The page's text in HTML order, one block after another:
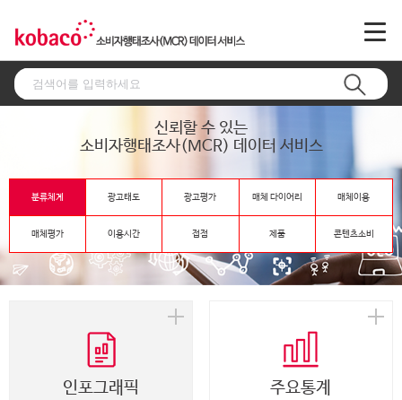
신뢰할 수 있는
소비자행태조사(MCR) 데이터 서비스
분류체계 광고태도 광고평가 매체 다이어리 매체이용
매체평가 이용시간 접점 제품 콘텐츠소비
인포그래픽 주요통계